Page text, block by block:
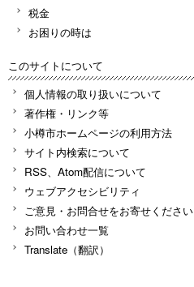
税金
お困りの時は
このサイトについて
個人情報の取り扱いについて
著作権・リンク等
小樽市ホームページの利用方法
サイト内検索について
RSS、Atom配信について
ウェブアクセシビリティ
ご意見・お問合せをお寄せください
お問い合わせ一覧
Translate（翻訳）